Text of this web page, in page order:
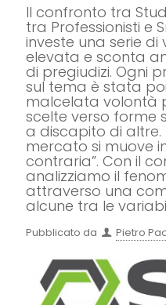
Il confronto tra
tra Professionisti e
investe una serie
elevata e sconta
di pregiudizi. Ogni
sul tema è stata
malcelata volontà
scelte verso forme
a discapito di altre.
mercato si muove
contraria”. Con il
analizziamo il
attraverso una
alcune tra le
Pubblicato da Pietro